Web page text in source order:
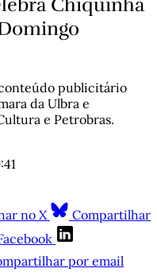
publicitário
da Ulbra e
e Petrobras.
no X
Compartilhar
por email